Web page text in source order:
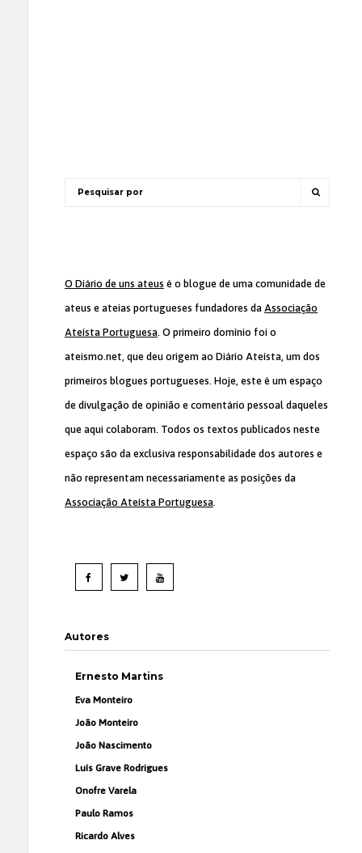
O Diário de uns ateus é o blogue de uma comunidade de
ateus e ateias portugueses fundadores da Associação
Ateísta Portuguesa. O primeiro domínio foi o
ateismo.net, que deu origem ao Diário Ateísta, um dos
primeiros blogues portugueses. Hoje, este é um espaço
de divulgação de opinião e comentário pessoal daqueles
que aqui colaboram. Todos os textos publicados neste
espaço são da exclusiva responsabilidade dos autores e
não representam necessariamente as posições da
Associação Ateísta Portuguesa.
Autores
Ernesto Martins
Eva Monteiro
João Monteiro
João Nascimento
Luís Grave Rodrigues
Onofre Varela
Paulo Ramos
Ricardo Alves